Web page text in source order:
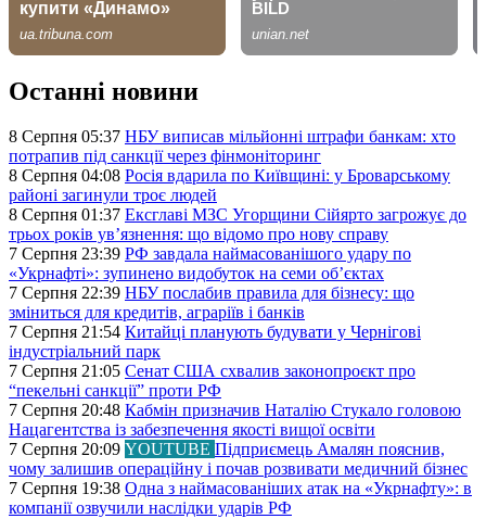
Останні новини
8 Серпня 05:37 НБУ виписав мільйонні штрафи банкам: хто
потрапив під санкції через фінмоніторинг
8 Серпня 04:08 Росія вдарила по Київщині: у Броварському
районі загинули троє людей
8 Серпня 01:37 Ексглаві МЗС Угорщини Сійярто загрожує до
трьох років ув’язнення: що відомо про нову справу
7 Серпня 23:39 РФ завдала наймасованішого удару по
«Укрнафті»: зупинено видобуток на семи об’єктах
7 Серпня 22:39 НБУ послабив правила для бізнесу: що
зміниться для кредитів, аграріїв і банків
7 Серпня 21:54 Китайці планують будувати у Чернігові
індустріальний парк
7 Серпня 21:05 Сенат США схвалив законопроєкт про
“пекельні санкції” проти РФ
7 Серпня 20:48 Кабмін призначив Наталію Стукало головою
Нацагентства із забезпечення якості вищої освіти
7 Серпня 20:09 YOUTUBE Підприємець Амалян пояснив,
чому залишив операційну і почав розвивати медичний бізнес
7 Серпня 19:38 Одна з наймасованіших атак на «Укрнафту»: в
компанії озвучили наслідки ударів РФ